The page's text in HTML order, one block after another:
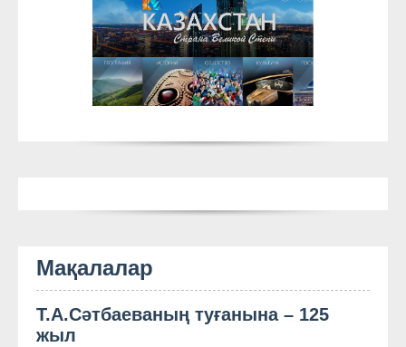
Мақалалар
Т.А.Сәтбаеваның туғанына – 125
жыл